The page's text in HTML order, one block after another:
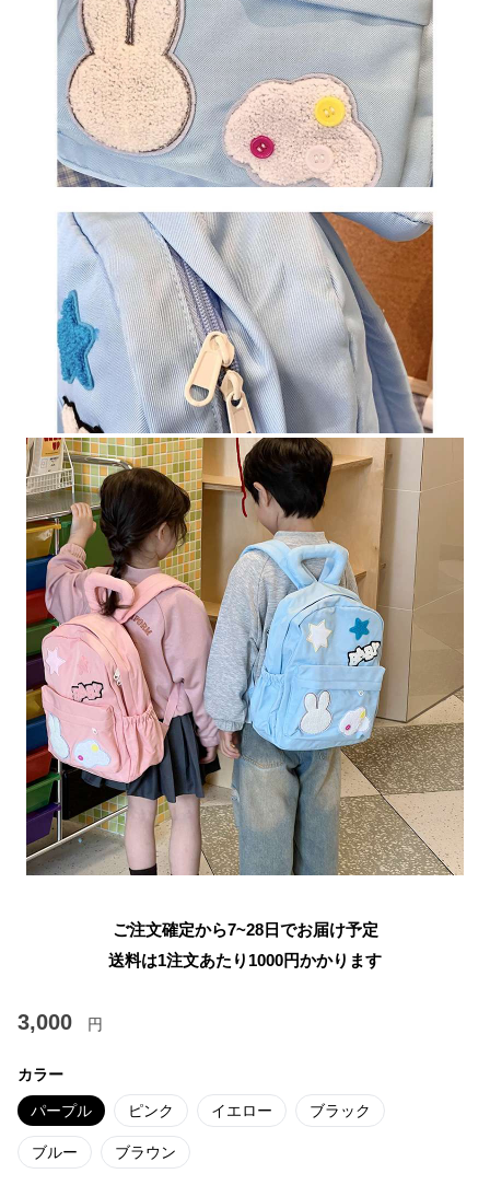
ご注文確定から7~28日でお届け予定
送料は1注文あたり 1000円かかります
3,000 円
カラー
パープル ピンク イエロー ブラック
ブルー ブラウン